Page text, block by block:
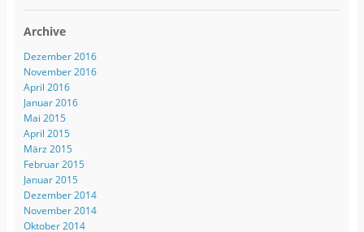
Archive
Dezember 2016
November 2016
April 2016
Januar 2016
Mai 2015
April 2015
März 2015
Februar 2015
Januar 2015
Dezember 2014
November 2014
Oktober 2014